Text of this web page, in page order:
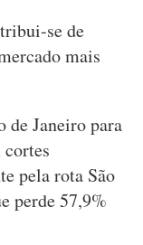
se de
mais
de Janeiro para
pela rota São
perde 57,9%